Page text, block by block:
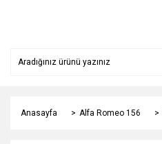
Anasayfa Alfa Romeo 156